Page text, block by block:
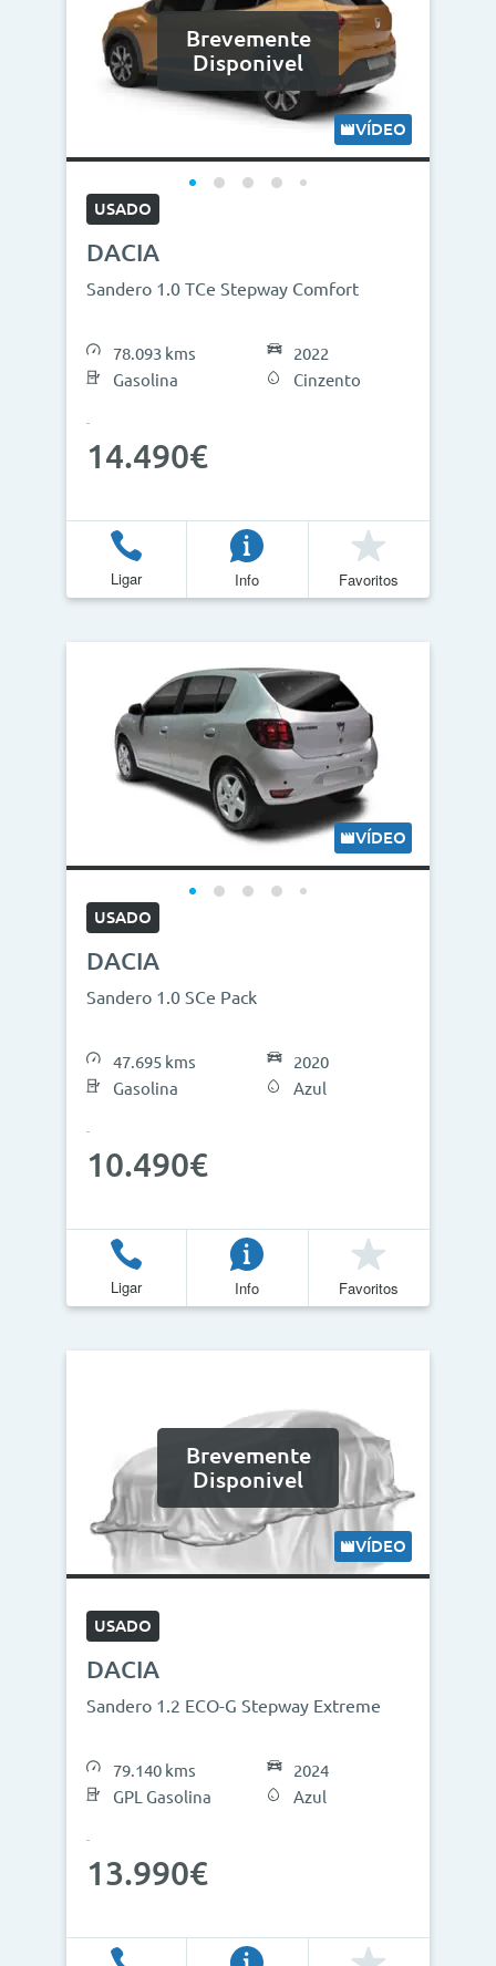
Brevemente
Disponivel
VÍDEO
USADO
DACIA
Sandero 1.0 TCe Stepway Comfort
78.093 kms
Gasolina
2022
Cinzento
14.490€
Ligar Info Favoritos
VÍDEO
USADO
DACIA
Sandero 1.0 SCe Pack
47.695 kms
Gasolina
2020
Azul
10.490€
Ligar Info Favoritos
Brevemente
Disponivel
VÍDEO
USADO
DACIA
Sandero 1.2 ECO-G Stepway Extreme
79.140 kms
GPL Gasolina
2024
Azul
13.990€